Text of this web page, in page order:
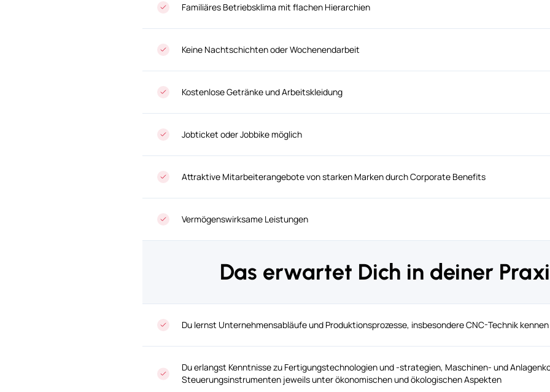
Familiäres Betriebsklima mit flachen Hierarchien
Keine Nachtschichten oder Wochenendarbeit
Kostenlose Getränke und Arbeitskleidung
Jobticket oder Jobbike möglich
Attraktive Mitarbeiterangebote von starken Marken durch Corporate Benefits
Vermögenswirksame Leistungen
Das erwartet Dich in deiner
Du lernst Unternehmensabläufe und Produktionsprozesse, insbesondere CNC-Technik kennen
Du erlangst Kenntnisse zu Fertigungstechnologien und -strategien, Maschinen- und
Steuerungsinstrumenten jeweils unter ökonomischen und ökologischen Aspekten